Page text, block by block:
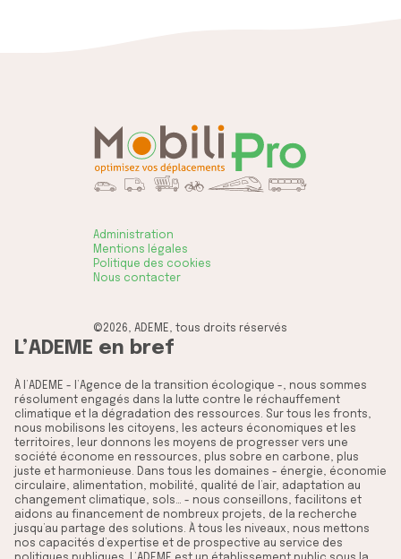
Administration
Mentions légales
Politique des cookies
Nous contacter
©2026, ADEME, tous droits réservés
L’ADEME en bref
À l’ADEME - l’Agence de la transition écologique -, nous sommes
résolument engagés dans la lutte contre le réchauffement
climatique et la dégradation des ressources. Sur tous les fronts,
nous mobilisons les citoyens, les acteurs économiques et les
territoires, leur donnons les moyens de progresser vers une
société économe en ressources, plus sobre en carbone, plus
juste et harmonieuse. Dans tous les domaines - énergie, économie
circulaire, alimentation, mobilité, qualité de l’air, adaptation au
changement climatique, sols… - nous conseillons, facilitons et
aidons au financement de nombreux projets, de la recherche
jusqu’au partage des solutions. À tous les niveaux, nous mettons
nos capacités d’expertise et de prospective au service des